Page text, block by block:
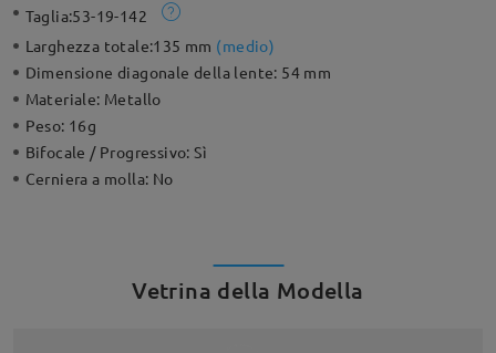
Taglia:53-19-142
Larghezza totale:135 mm (medio)
Dimensione diagonale della lente: 54 mm
Materiale: Metallo
Peso: 16g
Bifocale / Progressivo:Sì
Cerniera a molla: No
Vetrina della Modella